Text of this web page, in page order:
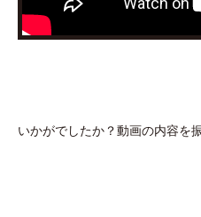
いかがでしたか？動画の内容を